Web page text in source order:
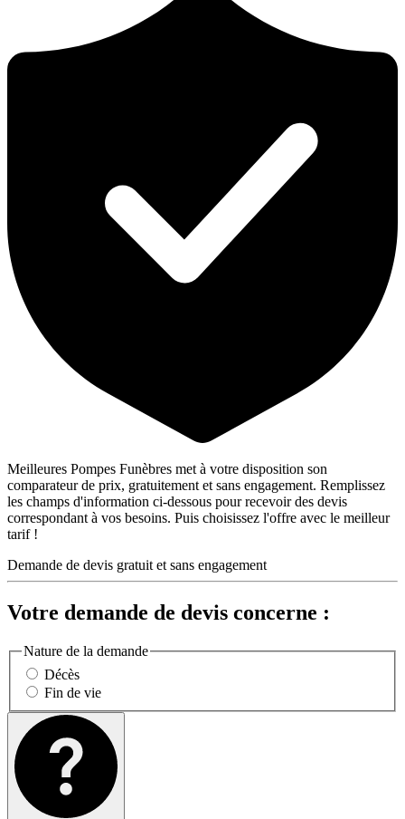
Meilleures Pompes Funèbres met à votre disposition son
comparateur de prix, gratuitement et sans engagement. Remplissez
les champs d'information ci-dessous pour recevoir des devis
correspondant à vos besoins. Puis choisissez l'offre avec le meilleur
tarif !
Demande de devis gratuit et sans engagement
Votre demande de devis concerne :
Nature de la demande
Décès
Fin de vie